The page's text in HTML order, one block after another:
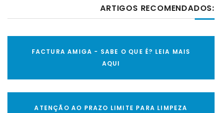
ARTIGOS RECOMENDADOS:
FACTURA AMIGA - SABE O QUE É? LEIA MAIS
AQUI
ATENÇÃO AO PRAZO LIMITE PARA LIMPEZA